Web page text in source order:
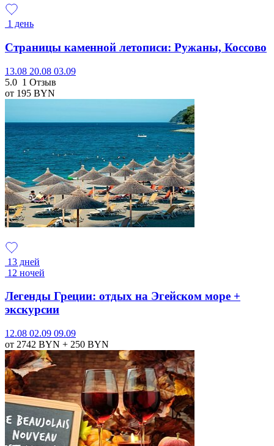
1 день
Страницы каменной летописи: Ружаны, Коссово
13.08 20.08 03.09
5.0 1 Отзыв
от 195 BYN
13 дней
12 ночей
Легенды Греции: отдых на Эгейском море +
экскурсии
12.08 02.09 09.09
от 2742 BYN + 250 BYN